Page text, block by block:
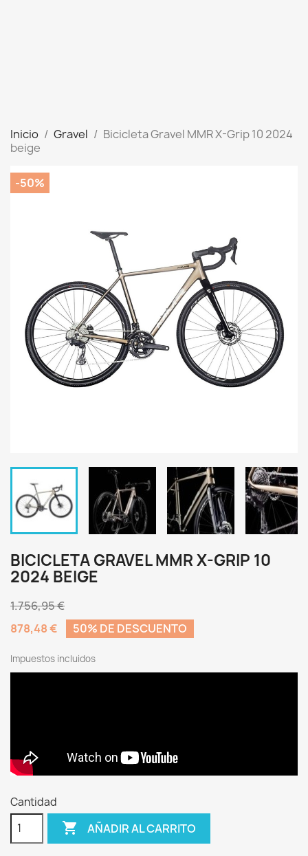
Inicio Gravel
Bicicleta Gravel MMR X-Grip 10 2024
beige
-50%
BICICLETA GRAVEL MMR X-GRIP 10
2024 BEIGE
1.756,95 €
878,48 €
50% DE DESCUENTO
Impuestos incluidos
Cantidad
 AÑADIR AL CARRITO